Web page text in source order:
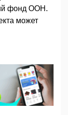
фонд ООН.
может